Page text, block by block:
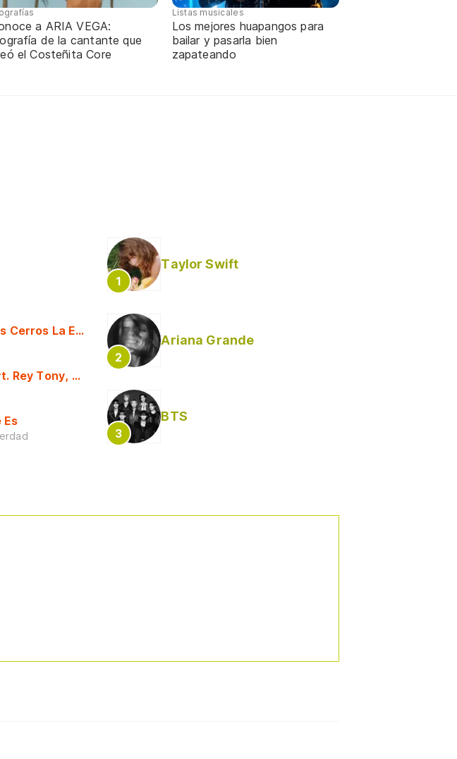
a ARIA VEGA:
de la cantante que
el Costeñita Core
Listas musicales
Los mejores huapangos para
bailar y pasarla bien
zapateando
Cerros La Escuela)
Rey Tony, Dj Honda y Helabusador) [explícita]
Es
Taylor Swift
Ariana Grande
BTS